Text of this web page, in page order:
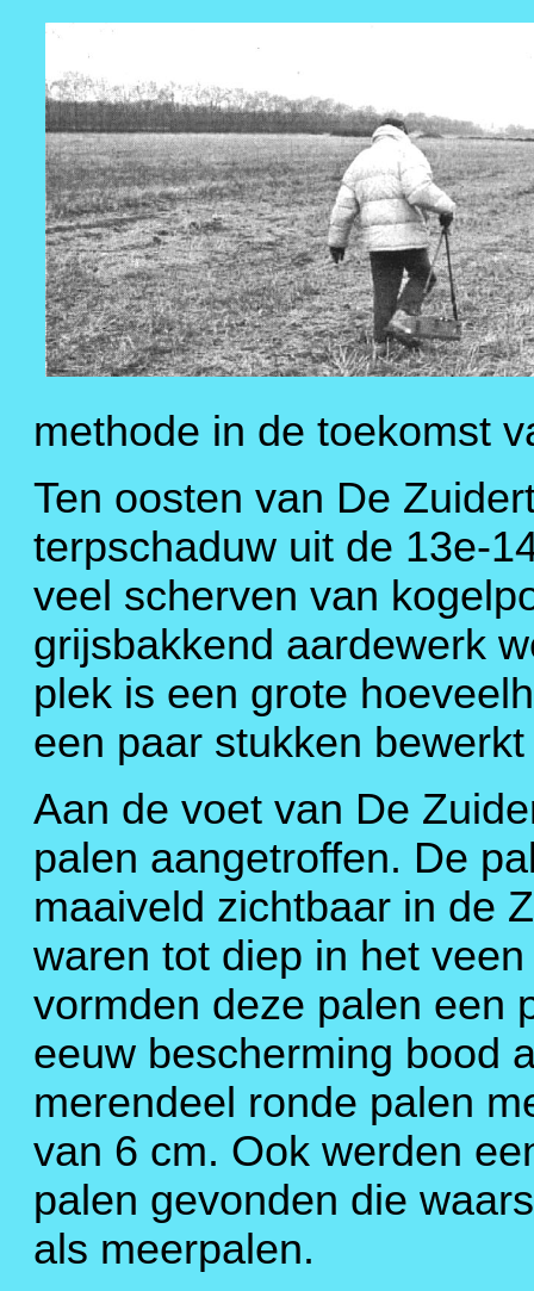
methode in de toekomst
Ten oosten van De
terpschaduw uit de 13e-
veel scherven van
grijsbakkend aardewerk
plek is een grote
een paar stukken
Aan de voet van De
palen aangetroffen. De
maaiveld zichtbaar in de
waren tot diep in het
vormden deze palen een
eeuw bescherming bood
merendeel ronde palen
van 6 cm. Ook werden
palen gevonden die
als meerpalen.